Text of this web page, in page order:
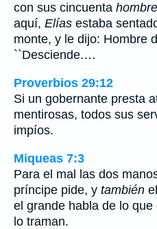
con sus cincuenta
aquí, Elías estaba
monte, y le dijo: Hombre
``Desciende.…
Proverbios 29:12
Si un gobernante presta
mentirosas, todos sus
impíos.
Miqueas 7:3
Para el mal las dos
príncipe pide, y también
el grande habla de lo
lo traman.